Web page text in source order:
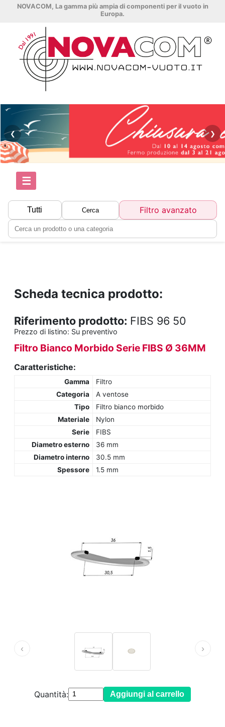
NOVACOM, La gamma più ampia di componenti per il vuoto in
Europa.
❮ ❯
☰
Tutti Cerca Filtro avanzato
Scheda tecnica prodotto:
Riferimento prodotto: FIBS 96 50
Prezzo di listino: Su preventivo
Filtro Bianco Morbido Serie FIBS Ø 36MM
Caratteristiche:
Gamma
Filtro
Categoria
A ventose
Tipo
Filtro bianco morbido
Materiale
Nylon
Serie
FIBS
Diametro esterno
36 mm
Diametro interno
30.5 mm
Spessore
1.5 mm
‹ ›
Quantità: Aggiungi al carrello